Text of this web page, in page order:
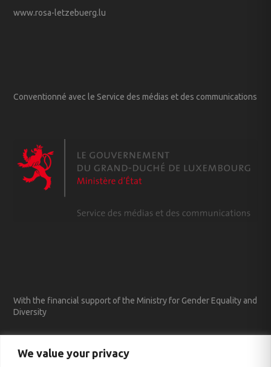
We value your privacy
www.rosa-letzebuerg.lu
Conventionné avec le Service des médias et des communications
With the financial support of the Ministry for Gender Equality and
Diversity